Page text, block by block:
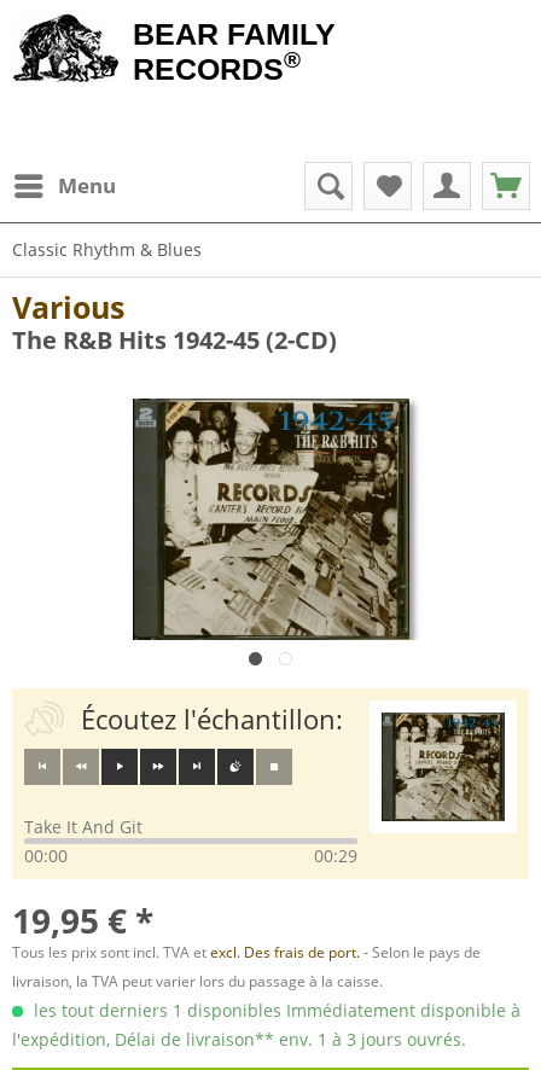
BEAR FAMILY
RECORDS®
Menu
Classic Rhythm & Blues
Various
The R&B Hits 1942-45 (2-CD)
Écoutez l'échantillon:
Take It And Git
00:00
00:29
19,95 € *
Tous les prix sont incl. TVA etexcl. Des frais de port.- Selon le pays de
livraison, la TVA peut varier lors du passage à la caisse.
les tout derniers 1 disponibles Immédiatement disponible à
l'expédition, Délai de livraison** env. 1 à 3 jours ouvrés.